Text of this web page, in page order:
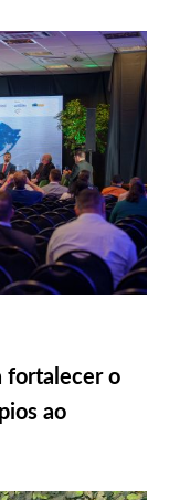
fortalecer o
ao